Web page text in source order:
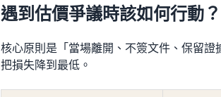
遇到估價爭議時該如何行動？
核心原則是「當場離開、不簽文件、保留
把損失降到最低。